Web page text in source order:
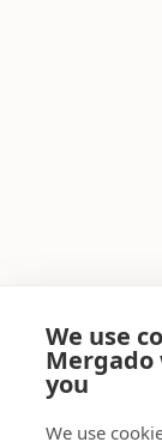
We use
you
We use